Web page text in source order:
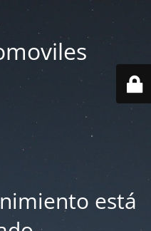
está